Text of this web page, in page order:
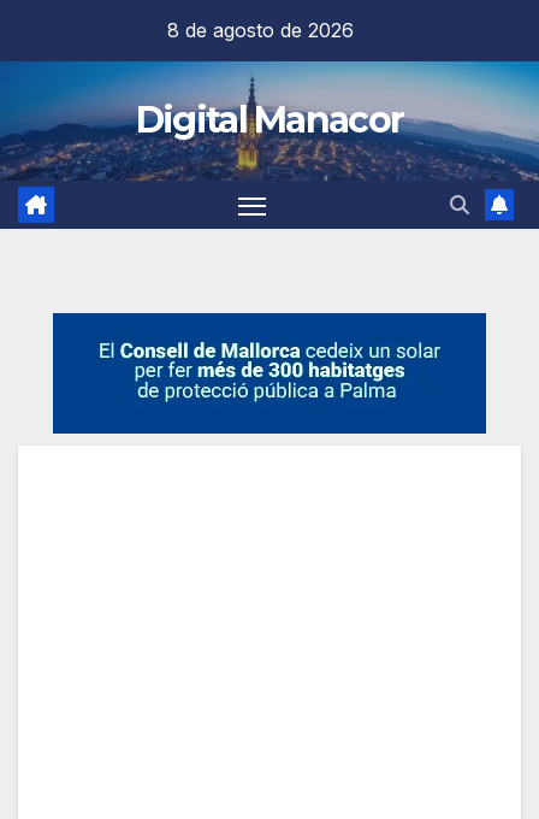
contenido
8 de agosto de 2026
Digital Manacor